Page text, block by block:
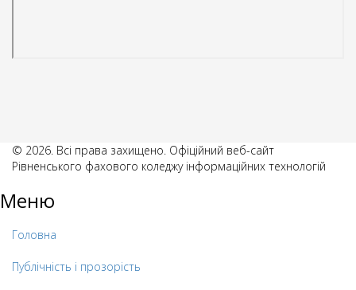
© 2026. Всі права захищено. Офіційний веб-сайт
Рівненського фахового коледжу інформаційних технологій
Меню
Головна
Публічність і прозорість